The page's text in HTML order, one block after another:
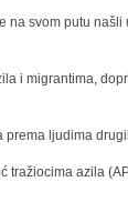
svom putu
i migrantima,
ljudima
tražiocima azila